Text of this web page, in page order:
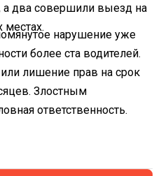
а два совершили выезд на
местах.
нарушение уже
более ста водителей.
лишение прав на срок
Злостным
ответственность.